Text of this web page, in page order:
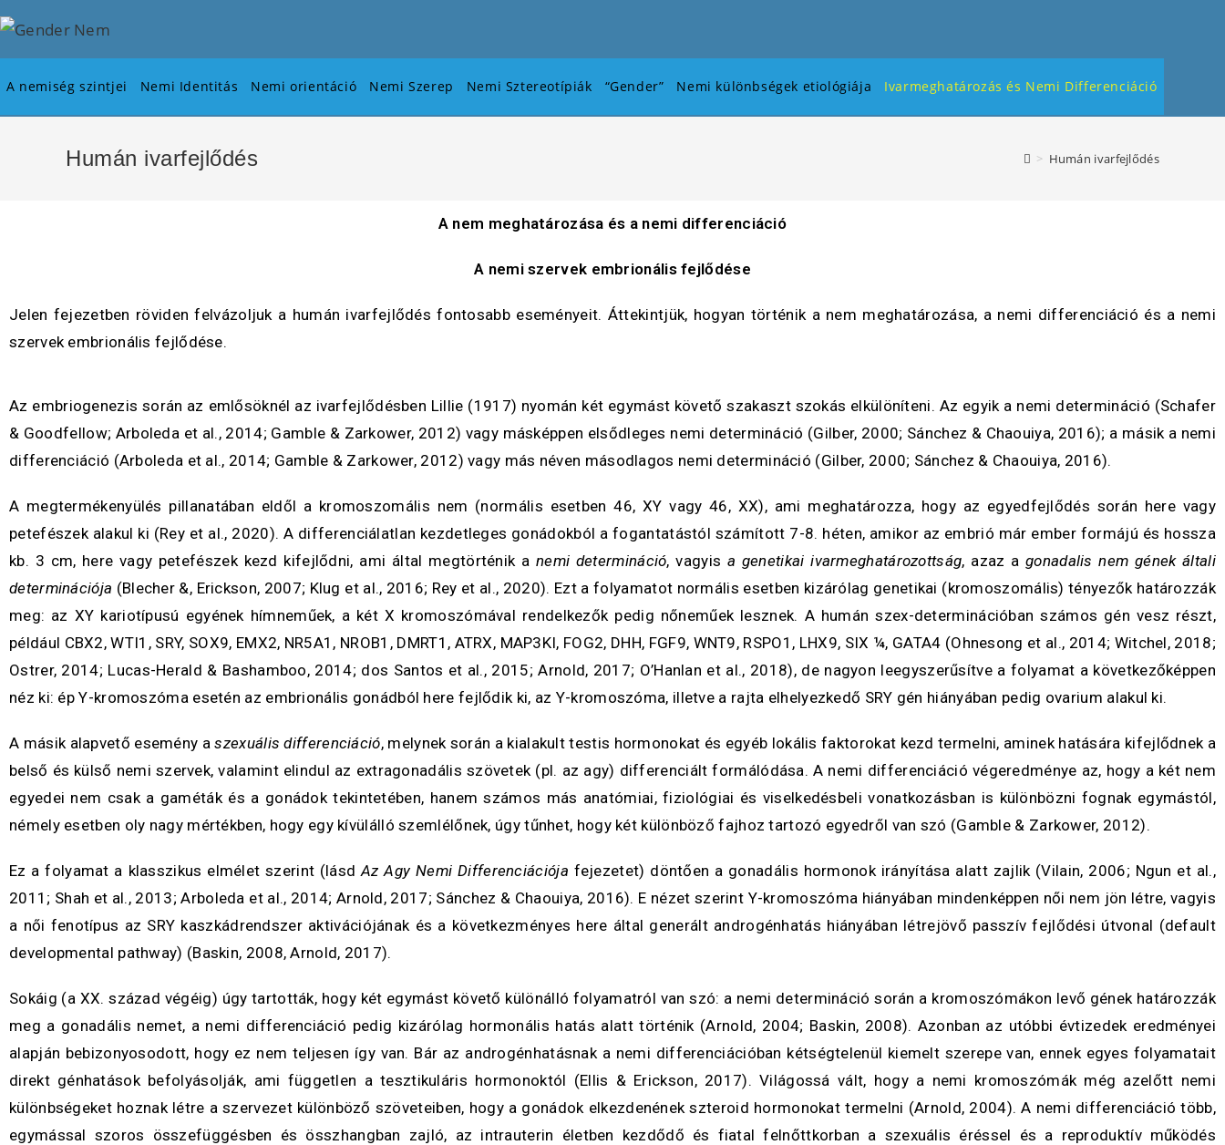
A nemiség szintjei Nemi Identitás Nemi orientáció Nemi Szerep Nemi Sztereotípiák “Gender” Nemi különbségek etiológiája Ivarmeghatározás és Nemi Differenciáció
Humán ivarfejlődés > Humán ivarfejlődés
A nem meghatározása és a nemi differenciáció
A nemi szervek embrionális fejlődése
Jelen fejezetben röviden felvázoljuk a humán ivarfejlődés fontosabb eseményeit. Áttekintjük, hogyan történik a nem meghatározása, a nemi differenciáció és a nemi
szervek embrionális fejlődése.
Az embriogenezis során az emlősöknél az ivarfejlődésben Lillie (1917) nyomán két egymást követő szakaszt szokás elkülöníteni. Az egyik a nemi determináció (Schafer
& Goodfellow; Arboleda et al., 2014; Gamble & Zarkower, 2012) vagy másképpen elsődleges nemi determináció (Gilber, 2000; Sánchez & Chaouiya, 2016); a másik a nemi
differenciáció (Arboleda et al., 2014; Gamble & Zarkower, 2012) vagy más néven másodlagos nemi determináció (Gilber, 2000; Sánchez & Chaouiya, 2016).
A megtermékenyülés pillanatában eldől a kromoszomális nem (normális esetben 46, XY vagy 46, XX), ami meghatározza, hogy az egyedfejlődés során here vagy
petefészek alakul ki (Rey et al., 2020). A differenciálatlan kezdetleges gonádokból a fogantatástól számított 7-8. héten, amikor az embrió már ember formájú és hossza
kb. 3 cm, here vagy petefészek kezd kifejlődni, ami által megtörténik anemi determináció, vagyis a genetikai ivarmeghatározottság, azaz agonadalis nem gének általi
determinációja (Blecher &, Erickson, 2007; Klug et al., 2016; Rey et al., 2020). Ezt a folyamatot normális esetben kizárólag genetikai (kromoszomális) tényezők határozzák
meg: az XY kariotípusú egyének hímneműek, a két X kromoszómával rendelkezők pedig nőneműek lesznek. A humán szex-determinációban számos gén vesz részt,
például CBX2, WTI1, SRY, SOX9, EMX2, NR5A1, NROB1, DMRT1, ATRX, MAP3KI, FOG2, DHH, FGF9, WNT9, RSPO1, LHX9, SIX ¼, GATA4 (Ohnesong et al., 2014; Witchel, 2018;
Ostrer, 2014; Lucas-Herald & Bashamboo, 2014; dos Santos et al., 2015; Arnold, 2017; O’Hanlan et al., 2018), de nagyon leegyszerűsítve a folyamat a következőképpen
néz ki: ép Y-kromoszóma esetén az embrionális gonádból here fejlődik ki, az Y-kromoszóma, illetve a rajta elhelyezkedő SRY gén hiányában pedig ovarium alakul ki.
A másik alapvető esemény aszexuális differenciáció, melynek során a kialakult testis hormonokat és egyéb lokális faktorokat kezd termelni, aminek hatására kifejlődnek a
belső és külső nemi szervek, valamint elindul az extragonadális szövetek (pl. az agy) differenciált formálódása. A nemi differenciáció végeredménye az, hogy a két nem
egyedei nem csak a gaméták és a gonádok tekintetében, hanem számos más anatómiai, fiziológiai és viselkedésbeli vonatkozásban is különbözni fognak egymástól,
némely esetben oly nagy mértékben, hogy egy kívülálló szemlélőnek, úgy tűnhet, hogy két különböző fajhoz tartozó egyedről van szó (Gamble & Zarkower, 2012).
Ez a folyamat a klasszikus elmélet szerint (lásd Az Agy Nemi Differenciációja fejezetet) döntően a gonadális hormonok irányítása alatt zajlik (Vilain, 2006; Ngun et al.,
2011; Shah et al., 2013; Arboleda et al., 2014; Arnold, 2017; Sánchez & Chaouiya, 2016). E nézet szerint Y-kromoszóma hiányában mindenképpen női nem jön létre, vagyis
a női fenotípus az SRY kaszkádrendszer aktivációjának és a következményes here által generált androgénhatás hiányában létrejövő passzív fejlődési útvonal (default
developmental pathway) (Baskin, 2008, Arnold, 2017).
Sokáig (a XX. század végéig) úgy tartották, hogy két egymást követő különálló folyamatról van szó: a nemi determináció során a kromoszómákon levő gének határozzák
meg a gonadális nemet, a nemi differenciáció pedig kizárólag hormonális hatás alatt történik (Arnold, 2004; Baskin, 2008). Azonban az utóbbi évtizedek eredményei
alapján bebizonyosodott, hogy ez nem teljesen így van. Bár az androgénhatásnak a nemi differenciációban kétségtelenül kiemelt szerepe van, ennek egyes folyamatait
direkt génhatások befolyásolják, ami független a tesztikuláris hormonoktól (Ellis & Erickson, 2017). Világossá vált, hogy a nemi kromoszómák még azelőtt nemi
különbségeket hoznak létre a szervezet különböző szöveteiben, hogy a gonádok elkezdenének szteroid hormonokat termelni (Arnold, 2004). A nemi differenciáció több,
egymással szoros összefüggésben és összhangban zajló, az intrauterin életben kezdődő és fiatal felnőttkorban a szexuális éréssel és a reproduktív működés